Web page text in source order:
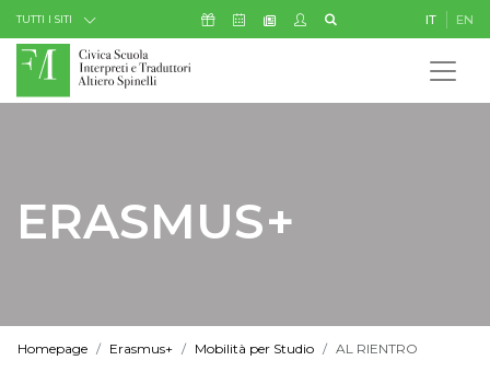
Skip to Content
TUTTI I SITI Icona Sostienici
Icona Calendario Eventi
Icona Newsletter
Icona My Civica IT EN
ERASMUS+
Homepage Erasmus+ Mobilità per Studio AL RIENTRO